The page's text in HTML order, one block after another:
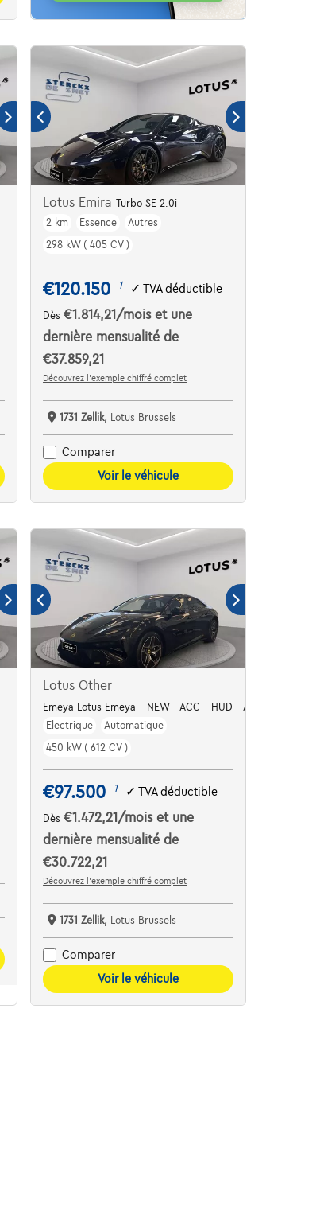
Lotus EmiraTurbo SE 2.0i
2 km
Essence
Autres
298 kW ( 405 CV )
€120.150 1 ✓TVA déductible
Dès€1.814,21 /moiset une
dernière mensualité de
€37.859,21
Découvrez l’exemple chiffré complet
1731 Zellik, Lotus Brussels
Comparer
Voir le véhicule
Lotus Other
Emeya Lotus Emeya - NEW - ACC - HUD - AIR SUSPENSION
Electrique
Automatique
450 kW ( 612 CV )
€97.500 1 ✓TVA déductible
Dès€1.472,21 /moiset une
dernière mensualité de
€30.722,21
Découvrez l’exemple chiffré complet
1731 Zellik, Lotus Brussels
Comparer
Voir le véhicule